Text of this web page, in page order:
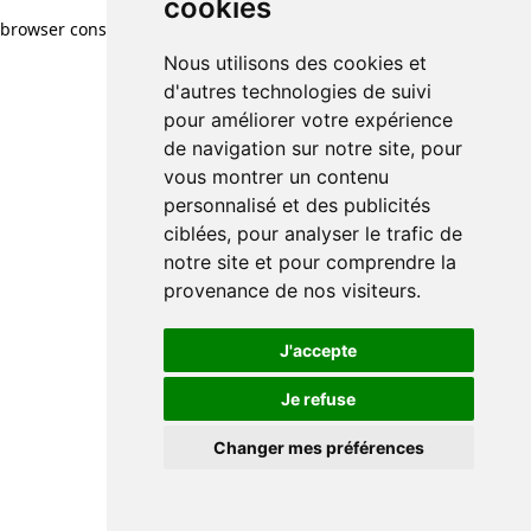
cookies
Nous utilisons des cookies et
d'autres technologies de suivi
pour améliorer votre expérience
de navigation sur notre site, pour
vous montrer un contenu
personnalisé et des publicités
ciblées, pour analyser le trafic de
notre site et pour comprendre la
provenance de nos visiteurs.
J'accepte
Je refuse
Changer mes préférences
browser console for more information)